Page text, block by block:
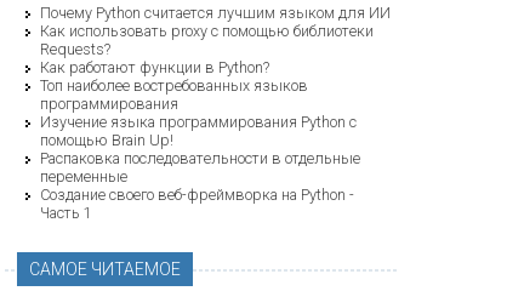
Почему Python считается лучшим языком для ИИ
Как использовать proxy с помощью библиотеки
Requests?
Как работают функции в Python?
Топ наиболее востребованных языков
программирования
Изучение языка программирования Python с
помощью Brain Up!
Распаковка последовательности в отдельные
переменные
Создание своего веб-фреймворка на Python -
Часть 1
САМОЕ ЧИТАЕМОЕ